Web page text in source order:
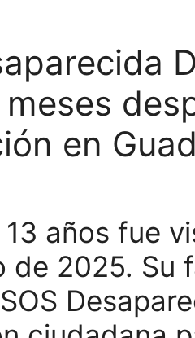
en
años fue
de 2025. Su